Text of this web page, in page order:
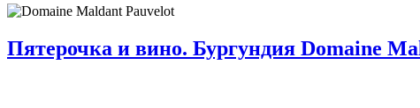
Пятерочка и вино. Бургундия Domaine